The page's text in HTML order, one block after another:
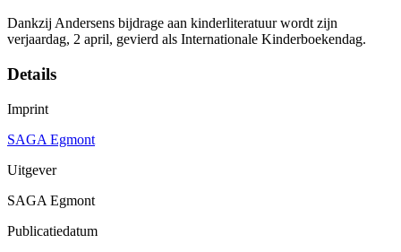
Dankzij Andersens bijdrage aan kinderliteratuur wordt zijn
verjaardag, 2 april, gevierd als Internationale Kinderboekendag.
Details
Imprint
SAGA Egmont
Uitgever
SAGA Egmont
Publicatiedatum